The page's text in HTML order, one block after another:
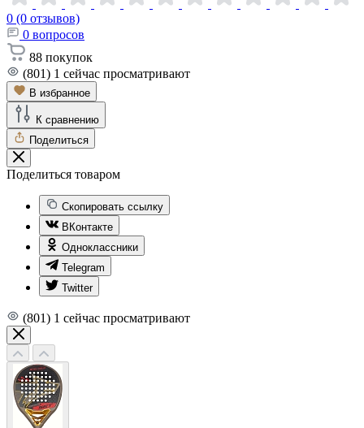
0 (0 отзывов)
0 вопросов
88 покупок
(801) 1 сейчас просматривают
В избранное
К сравнению
Поделиться
Поделиться товаром
Скопировать ссылку
ВКонтакте
Одноклассники
Telegram
Twitter
(801) 1 сейчас просматривают